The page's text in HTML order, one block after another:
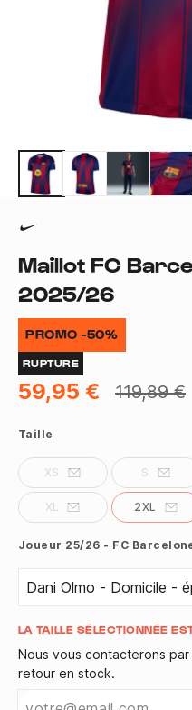
Maillot FC
2025/26
PROMO -50%
RUPTURE
59,95 € 119,89 €
Taille
XS S
XL 2XL
Joueur 25/26 - FC
Quantité
LA TAILLE SÉLECTIONNÉE
Nous vous contacterons
retour en stock.